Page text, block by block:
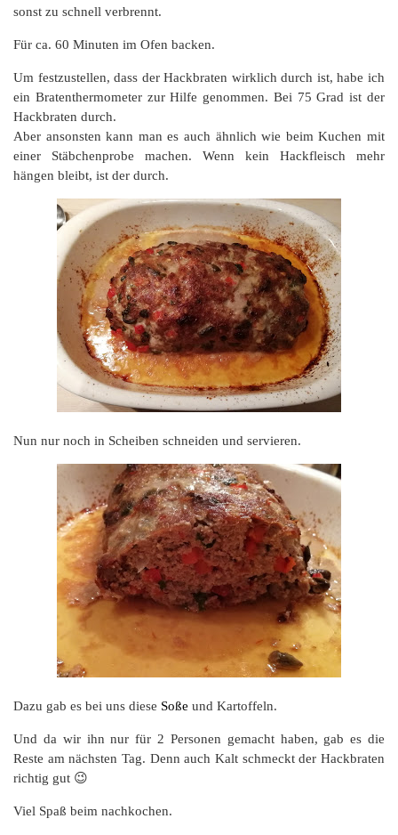
sonst zu schnell verbrennt.
Für ca. 60 Minuten im Ofen backen.
Um festzustellen, dass der Hackbraten wirklich durch ist, habe ich
ein Bratenthermometer zur Hilfe genommen. Bei 75 Grad ist der
Hackbraten durch.
Aber ansonsten kann man es auch ähnlich wie beim Kuchen mit
einer Stäbchenprobe machen. Wenn kein Hackfleisch mehr
hängen bleibt, ist der durch.
Nun nur noch in Scheiben schneiden und servieren.
Dazu gab es bei uns diese Soße und Kartoffeln.
Und da wir ihn nur für 2 Personen gemacht haben, gab es die
Reste am nächsten Tag. Denn auch Kalt schmeckt der Hackbraten
richtig gut 😉
Viel Spaß beim nachkochen.